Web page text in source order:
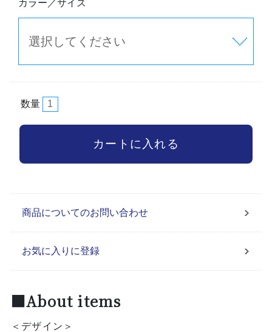
カラー／サイズ
数量
商品についてのお問い合わせ
お気に入りに登録
■About items
＜デザイン＞